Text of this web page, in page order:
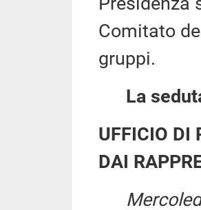
Comitato
gruppi.
La
UFFICIO DI
DAI